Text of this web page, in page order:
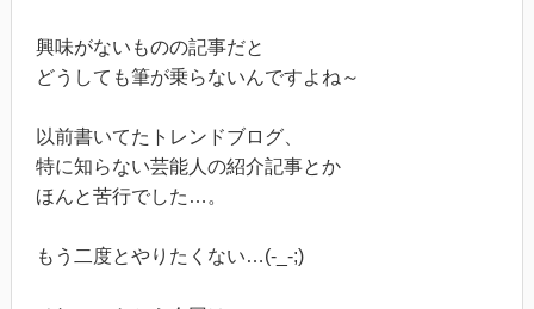
興味がないものの記事だと
どうしても筆が乗らないんですよね～
以前書いてたトレンドブログ、
特に知らない芸能人の紹介記事とか
ほんと苦行でした…。
もう二度とやりたくない…(-_-;)